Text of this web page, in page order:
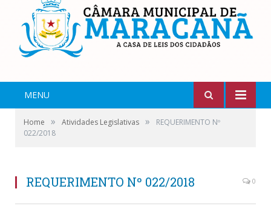
MENU
Home » Atividades Legislativas »
REQUERIMENTO Nº
022/2018
REQUERIMENTO Nº 022/2018 0